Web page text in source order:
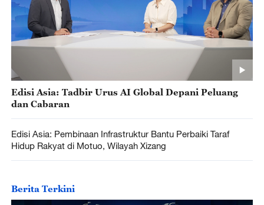
Edisi Asia: Tadbir Urus AI Global Depani Peluang
dan Cabaran
Edisi Asia: Pembinaan Infrastruktur Bantu Perbaiki Taraf
Hidup Rakyat di Motuo, Wilayah Xizang
Berita Terkini